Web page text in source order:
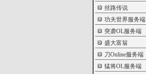
丝路传说
功夫世界服务端
突袭OL服务端
盛大富翁
刀Online服务端
猛将OL服务端